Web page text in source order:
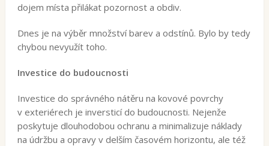
dojem místa přilákat pozornost a obdiv.
Dnes je na výběr množství barev a odstínů. Bylo by tedy
chybou nevyužít toho.
Investice do budoucnosti
Investice do správného nátěru na kovové povrchy
v exteriérech je inversticí do budoucnosti. Nejenže
poskytuje dlouhodobou ochranu a minimalizuje náklady
na údržbu a opravy v delším časovém horizontu, ale též